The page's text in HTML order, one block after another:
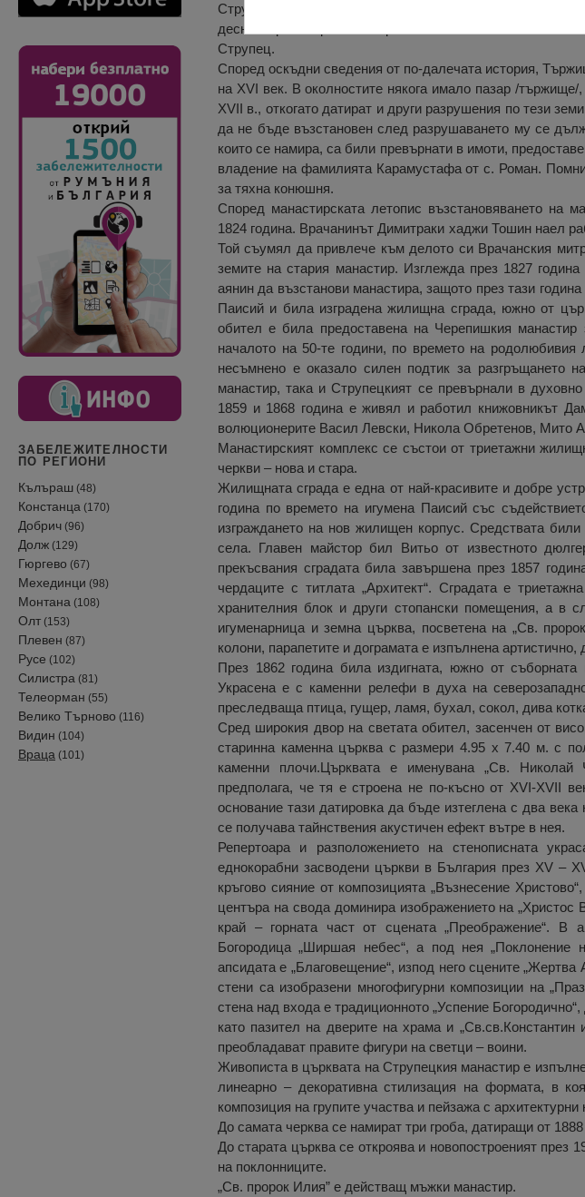
ЗАБЕЛЕЖИТЕЛНОСТИ
ПО РЕГИОНИ
Кълъраш (48)
Констанца (170)
Добрич (96)
Долж (129)
Гюргево (67)
Мехединци (98)
Монтана (108)
Олт (153)
Плевен (87)
Русе (102)
Силистра (81)
Телеорман (55)
Велико Търново (116)
Видин (104)
Враца (101)
Струпецкият манастир “Св. Пророк Илия” се намира в
десния бряг на река Искър. Разположен е в живописна
Струпец.
Според оскъдни сведения от по-далечата история,
на XVI век. В околностите някога имало пазар /
XVII в., откогато датират и други разрушения по тези
да не бъде възстановен след разрушаването му се
които се намира, са били превърнати в имоти,
владение на фамилията Карамустафа от с. Роман.
за тяхна конюшня.
Според манастирската летопис възстановяването на
1824 година. Врачанинът Димитраки хаджи Тошин наел
Той съумял да привлече към делото си Врачанския
земите на стария манастир. Изглежда през 1827
аянин да възстанови манастира, защото през тази
Паисий и била изградена жилищна сграда, южно от
обител е била предоставена на Черепишкия
началото на 50-те години, по времето на
несъмнено е оказало силен подтик за разгръщането
манастир, така и Струпецкият се превърнали в
1859 и 1868 година е живял и работил книжовникът
волюционерите Васил Левски, Никола Обретенов, Мито
Манастирският комплекс се състои от триетажни
черкви – нова и стара.
Жилищната сграда е една от най-красивите и добре
година по времето на игумена Паисий със
изграждането на нов жилищен корпус. Средствата
села. Главен майстор бил Витьо от известното
прекъсвания сградата била завършена през 1857
чердаците с титлата „Архитект“. Сградата е
хранителния блок и други стопански помещения, а в
игуменарница и земна църква, посветена на „Св.
колони, парапетите и дограмата е изпълнена артистично,
През 1862 година била издигната, южно от
Украсена е с каменни релефи в духа на
преследваща птица, гущер, ламя, бухал, сокол, дива
Сред широкия двор на светата обител, засенчен от
старинна каменна църква с размери 4.95 х 7.40 м. с
каменни плочи.Църквата е именувана „Св. Николай
предполага, че тя е строена не по-късно от XVI-XVII
основание тази датировка да бъде изтеглена с два
се получава тайнствения акустичен ефект вътре в нея.
Репертоара и разположението на стенописната
еднокорабни засводени църкви в България през XV –
кръгово сияние от композицията „Възнесение
центъра на свода доминира изображението на „Христос
край – горната част от сцената „Преображение“. В
Богородица „Ширшая небес“, а под нея „Поклонение
апсидата е „Благовещение“, изпод него сцените
стени са изобразени многофигурни композиции на
стена над входа е традиционното „Успение
като пазител на дверите на храма и
преобладават правите фигури на светци – воини.
Живописта в църквата на Струпецкия манастир е
линеарно – декоративна стилизация на формата, в
композиция на групите участва и пейзажа с
До самата черква се намират три гроба, датиращи от
До старата църква се откроява и новопостроеният
на поклонниците.
„Св. пророк Илия” е действащ мъжки манастир.